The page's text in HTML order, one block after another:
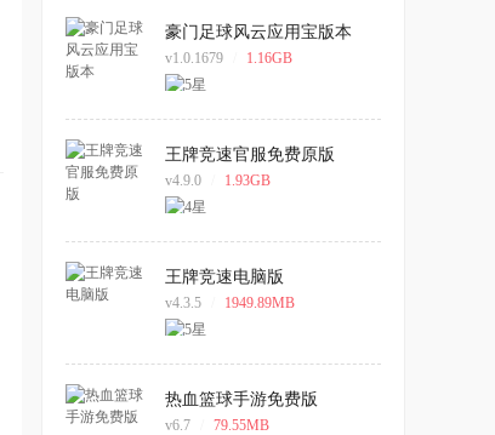
豪门足球风云应用宝版本
v1.0.1679 1.16GB
王牌竞速官服免费原版
v4.9.0 1.93GB
王牌竞速电脑版
v4.3.5 1949.89MB
热血篮球手游免费版
v6.7 79.55MB